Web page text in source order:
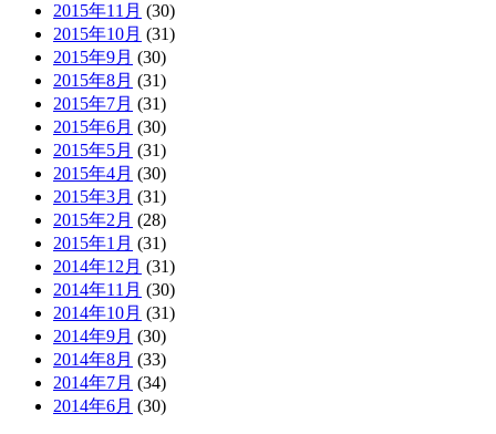
2015年11月 (30)
2015年10月 (31)
2015年9月 (30)
2015年8月 (31)
2015年7月 (31)
2015年6月 (30)
2015年5月 (31)
2015年4月 (30)
2015年3月 (31)
2015年2月 (28)
2015年1月 (31)
2014年12月 (31)
2014年11月 (30)
2014年10月 (31)
2014年9月 (30)
2014年8月 (33)
2014年7月 (34)
2014年6月 (30)